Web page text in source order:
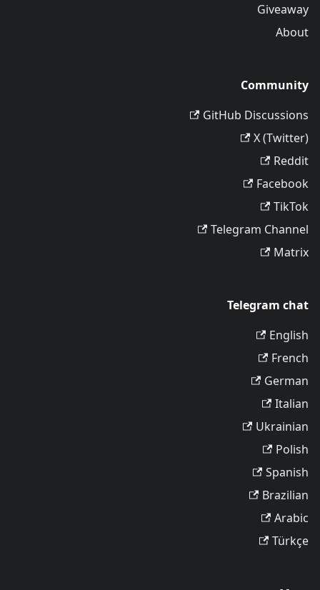
Giveaway
About
Community
GitHub Discussions
X (Twitter)
Reddit
Facebook
TikTok
Telegram Channel
Matrix
Telegram chat
English
French
German
Italian
Ukrainian
Polish
Spanish
Brazilian
Arabic
Türkçe